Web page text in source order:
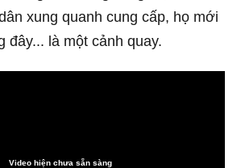
xung quanh cung cấp, họ mới
đây... là một cảnh quay.
Video hiện chưa sẵn sàng